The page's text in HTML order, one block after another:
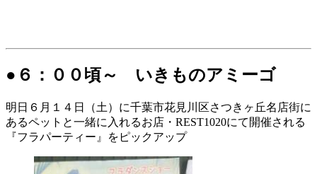
●６：００頃～ いきものアミーゴ
明日６月１４日（土）に千葉市花見川区さつきヶ丘名店街に
あるペットと一緒に入れるお店・REST1020にて開催される
『フラパーティー』をピックアップ